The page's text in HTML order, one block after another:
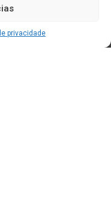
privacidade